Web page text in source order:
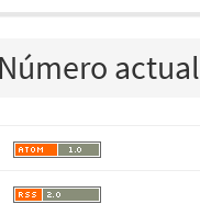
actual